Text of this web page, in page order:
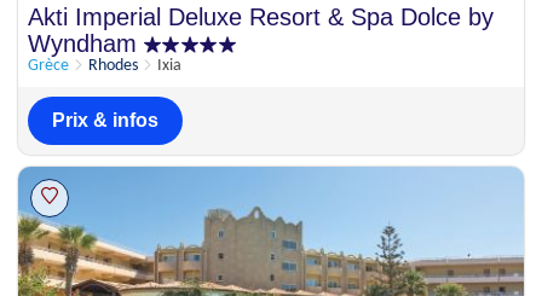
Excellent
408 appréciations
8
Akti Imperial Deluxe Resort & Spa Dolce by
Wyndham
Grèce Rhodes Ixia
Prix & infos